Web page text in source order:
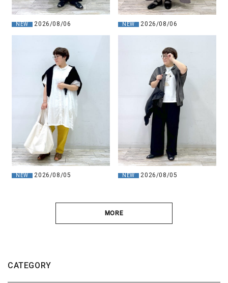
NEW 2026/08/06 NEW 2026/08/06
NEW 2026/08/05 NEW 2026/08/05
MORE
CATEGORY